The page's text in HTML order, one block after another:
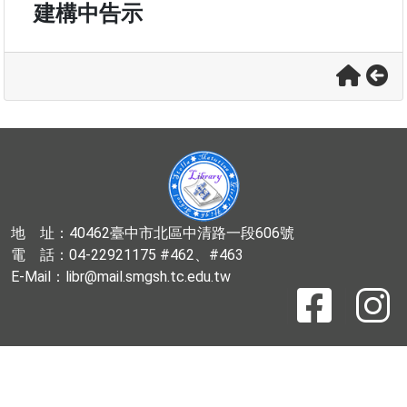
建構中告示
地 址：40462臺中市北區中清路一段606號
電 話：04-22921175 #462、#463
E-Mail：libr@mail.smgsh.tc.edu.tw